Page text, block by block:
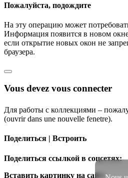
Пожалуйста, подождите
На эту операцию может
Информация появится в новом
если открытие новых окон не
браузера.
Vous devez vous connecter
Для работы с коллекциями –
(ouvrir dans une nouvelle fenetre).
Поделиться | Встроить
Поделиться ссылкой в соцсетях:
Вставить картинку на сайт: